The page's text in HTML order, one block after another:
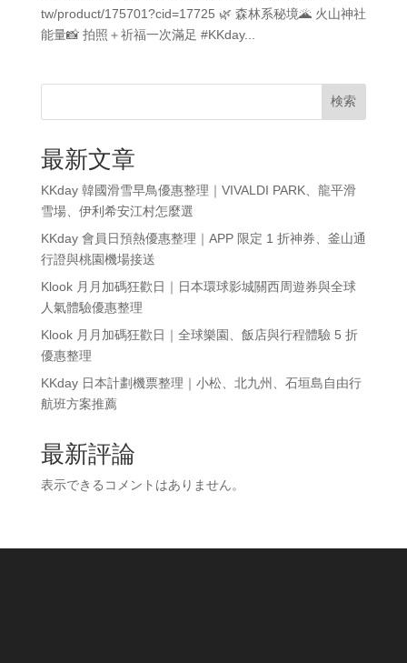
tw/product/175701?cid=17725 🌿 森林系秘境🌋 火山神社
能量📸 拍照＋祈福一次滿足 #KKday...
検索
最新文章
KKday 韓國滑雪早鳥優惠整理｜VIVALDI PARK、龍平滑
雪場、伊利希安江村怎麼選
KKday 會員日預熱優惠整理｜APP 限定 1 折神券、釜山通
行證與桃園機場接送
Klook 月月加碼狂歡日｜日本環球影城關西周遊券與全球
人氣體驗優惠整理
Klook 月月加碼狂歡日｜全球樂園、飯店與行程體驗 5 折
優惠整理
KKday 日本計劃機票整理｜小松、北九州、石垣島自由行
航班方案推薦
最新評論
表示できるコメントはありません。